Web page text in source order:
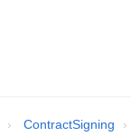
ContractSigning